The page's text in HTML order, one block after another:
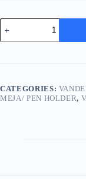
Plakat
Kayu
Pupuk
Palembang
CATEGORIES:
MEJA/ PEN HOLDER,